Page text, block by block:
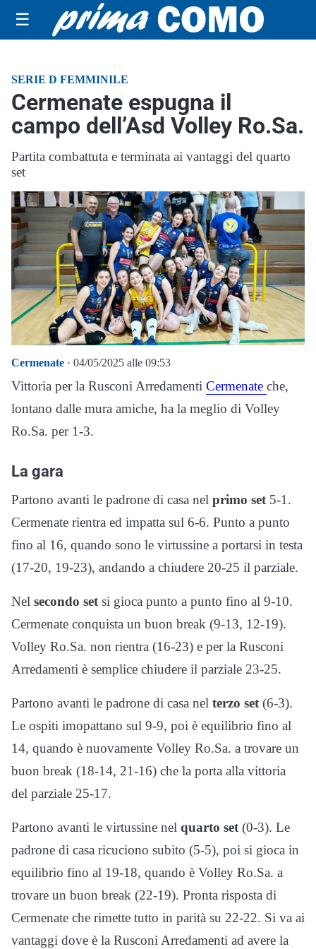
☰
SERIE D FEMMINILE
Cermenate espugna il
campo dell’Asd Volley Ro.Sa.
Partita combattuta e terminata ai vantaggi del quarto
set
Cermenate · 04/05/2025 alle 09:53
Vittoria per la Rusconi Arredamenti Cermenate che,
lontano dalle mura amiche, ha la meglio di Volley
Ro.Sa. per 1-3.
La gara
Partono avanti le padrone di casa nel primo set5-1.
Cermenate rientra ed impatta sul 6-6. Punto a punto
fino al 16, quando sono le virtussine a portarsi in testa
(17-20, 19-23), andando a chiudere 20-25 il parziale.
Nel secondo setsi gioca punto a punto fino al 9-10.
Cermenate conquista un buon break (9-13, 12-19).
Volley Ro.Sa. non rientra (16-23) e per la Rusconi
Arredamenti è semplice chiudere il parziale 23-25.
Partono avanti le padrone di casa nel terzo set(6-3).
Le ospiti imopattano sul 9-9, poi è equilibrio fino al
14, quando è nuovamente Volley Ro.Sa. a trovare un
buon break (18-14, 21-16) che la porta alla vittoria
del parziale 25-17.
Partono avanti le virtussine nel quarto set(0-3). Le
padrone di casa ricuciono subito (5-5), poi si gioca in
equilibrio fino al 19-18, quando è Volley Ro.Sa. a
trovare un buon break (22-19). Pronta risposta di
Cermenate che rimette tutto in parità su 22-22. Si va ai
vantaggi dove è la Rusconi Arredamenti ad avere la